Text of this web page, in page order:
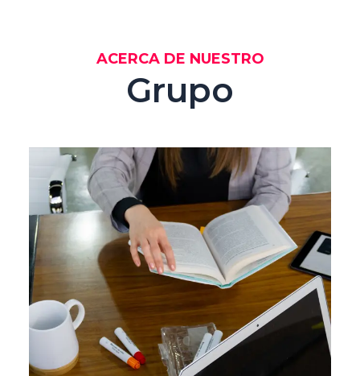
ACERCA DE NUESTRO
Grupo